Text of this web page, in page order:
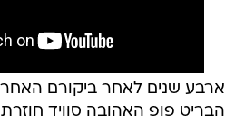
ארבע שנים לאחר ביקורם
הבריט פופ האהובה סוויד